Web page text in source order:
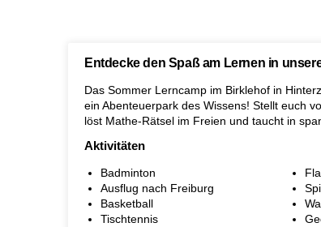
Entdecke den Spaß am Lernen in
Das Sommer Lerncamp im Birklehof in
ein Abenteuerpark des Wissens! Stellt euch
löst Mathe-Rätsel im Freien und taucht in
Aktivitäten
Badminton
Ausflug nach Freiburg
Basketball
Tischtennis